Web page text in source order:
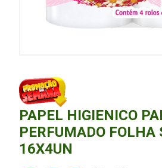
PAPEL HIGIENICO
PERFUMADO FOLHA
16X4UN